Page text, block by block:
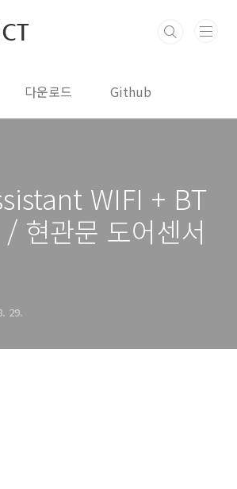
다운로드 Github
WIFI + BT
현관문 도어센서
29.